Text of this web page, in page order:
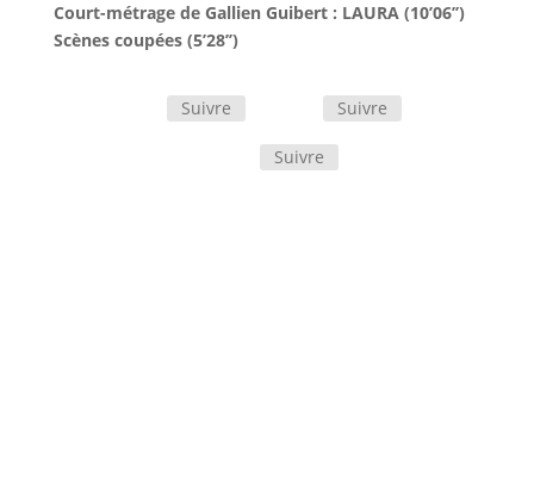
Court-métrage de Gallien Guibert : LAURA (10’06’’)
Scènes coupées (5’28’’)
Suivre Suivre
Suivre